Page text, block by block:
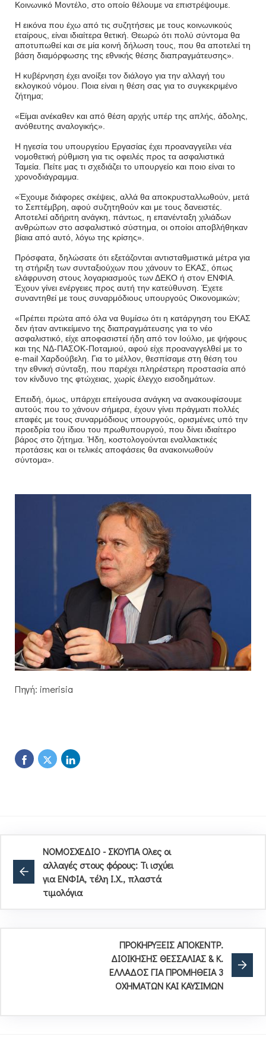
Κοινωνικό Μοντέλο, στο οποίο θέλουμε να επιστρέψουμε.
Η εικόνα που έχω από τις συζητήσεις με τους κοινωνικούς
εταίρους, είναι ιδιαίτερα θετική. Θεωρώ ότι πολύ σύντομα θα
αποτυπωθεί και σε μία κοινή δήλωση τους, που θα αποτελεί τη
βάση διαμόρφωσης της εθνικής θέσης διαπραγμάτευσης».
Η κυβέρνηση έχει ανοίξει τον διάλογο για την αλλαγή του
εκλογικού νόμου. Ποια είναι η θέση σας για το συγκεκριμένο
ζήτημα;
«Είμαι ανέκαθεν και από θέση αρχής υπέρ της απλής, άδολης,
ανόθευτης αναλογικής».
Η ηγεσία του υπουργείου Εργασίας έχει προαναγγείλει νέα
νομοθετική ρύθμιση για τις οφειλές προς τα ασφαλιστικά
Ταμεία. Πείτε μας τι σχεδιάζει το υπουργείο και ποιο είναι το
χρονοδιάγραμμα.
«Έχουμε διάφορες σκέψεις, αλλά θα αποκρυσταλλωθούν, μετά
το Σεπτέμβρη, αφού συζητηθούν και με τους δανειστές.
Αποτελεί αδήριτη ανάγκη, πάντως, η επανένταξη χιλιάδων
ανθρώπων στο ασφαλιστικό σύστημα, οι οποίοι αποβλήθηκαν
βίαια από αυτό, λόγω της κρίσης».
Πρόσφατα, δηλώσατε ότι εξετάζονται αντισταθμιστικά μέτρα για
τη στήριξη των συνταξιούχων που χάνουν το ΕΚΑΣ, όπως
ελάφρυνση στους λογαριασμούς των ΔΕΚΟ ή στον ΕΝΦΙΑ.
Έχουν γίνει ενέργειες προς αυτή την κατεύθυνση. Έχετε
συναντηθεί με τους συναρμόδιους υπουργούς Οικονομικών;
«Πρέπει πρώτα από όλα να θυμίσω ότι η κατάργηση του ΕΚΑΣ
δεν ήταν αντικείμενο της διαπραγμάτευσης για το νέο
ασφαλιστικό, είχε αποφασιστεί ήδη από τον Ιούλιο, με ψήφους
και της ΝΔ-ΠΑΣΟΚ-Ποταμιού, αφού είχε προαναγγελθεί με το
e-mail Χαρδούβελη. Για το μέλλον, θεσπίσαμε στη θέση του
την εθνική σύνταξη, που παρέχει πληρέστερη προστασία από
τον κίνδυνο της φτώχειας, χωρίς έλεγχο εισοδημάτων.
Επειδή, όμως, υπάρχει επείγουσα ανάγκη να ανακουφίσουμε
αυτούς που το χάνουν σήμερα, έχουν γίνει πράγματι πολλές
επαφές με τους συναρμόδιους υπουργούς, ορισμένες υπό την
προεδρία του ίδιου του πρωθυπουργού, που δίνει ιδιαίτερο
βάρος στο ζήτημα. Ήδη, κοστολογούνται εναλλακτικές
προτάσεις και οι τελικές αποφάσεις θα ανακοινωθούν
σύντομα».
Πηγή: imerisia
ΝΟΜΟΣΧΕΔΙΟ - ΣΚΟΥΠΑ Ολες οι
αλλαγές στους φόρους: Τι ισχύει
για ΕΝΦΙΑ, τέλη Ι.Χ., πλαστά
τιμολόγια
ΠΡΟΚΗΡΥΞΕΙΣ ΑΠΟΚΕΝΤΡ.
ΔΙΟΙΚΗΣΗΣ ΘΕΣΣΑΛΙΑΣ & Κ.
ΕΛΛΑΔΟΣ ΓΙΑ ΠΡΟΜΗΘΕΙΑ 3
ΟΧΗΜΑΤΩΝ ΚΑΙ ΚΑΥΣΙΜΩΝ